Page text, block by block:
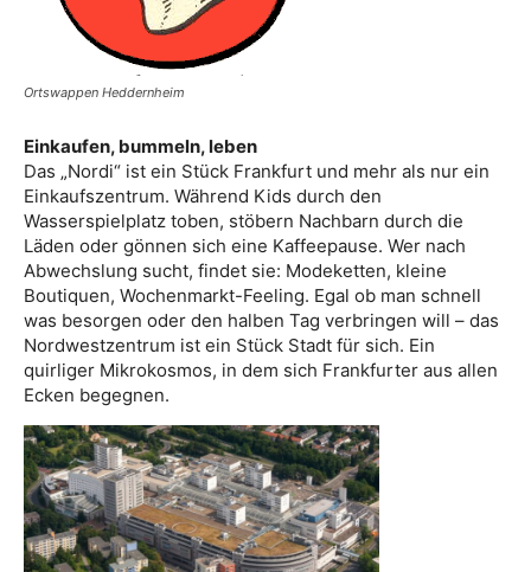
Ortswappen Heddernheim
Einkaufen, bummeln, leben
Das „Nordi“ ist ein Stück Frankfurt und mehr als nur ein
Einkaufszentrum. Während Kids durch den
Wasserspielplatz toben, stöbern Nachbarn durch die
Läden oder gönnen sich eine Kaffeepause. Wer nach
Abwechslung sucht, findet sie: Modeketten, kleine
Boutiquen, Wochenmarkt-Feeling. Egal ob man schnell
was besorgen oder den halben Tag verbringen will – das
Nordwestzentrum ist ein Stück Stadt für sich. Ein
quirliger Mikrokosmos, in dem sich Frankfurter aus allen
Ecken begegnen.